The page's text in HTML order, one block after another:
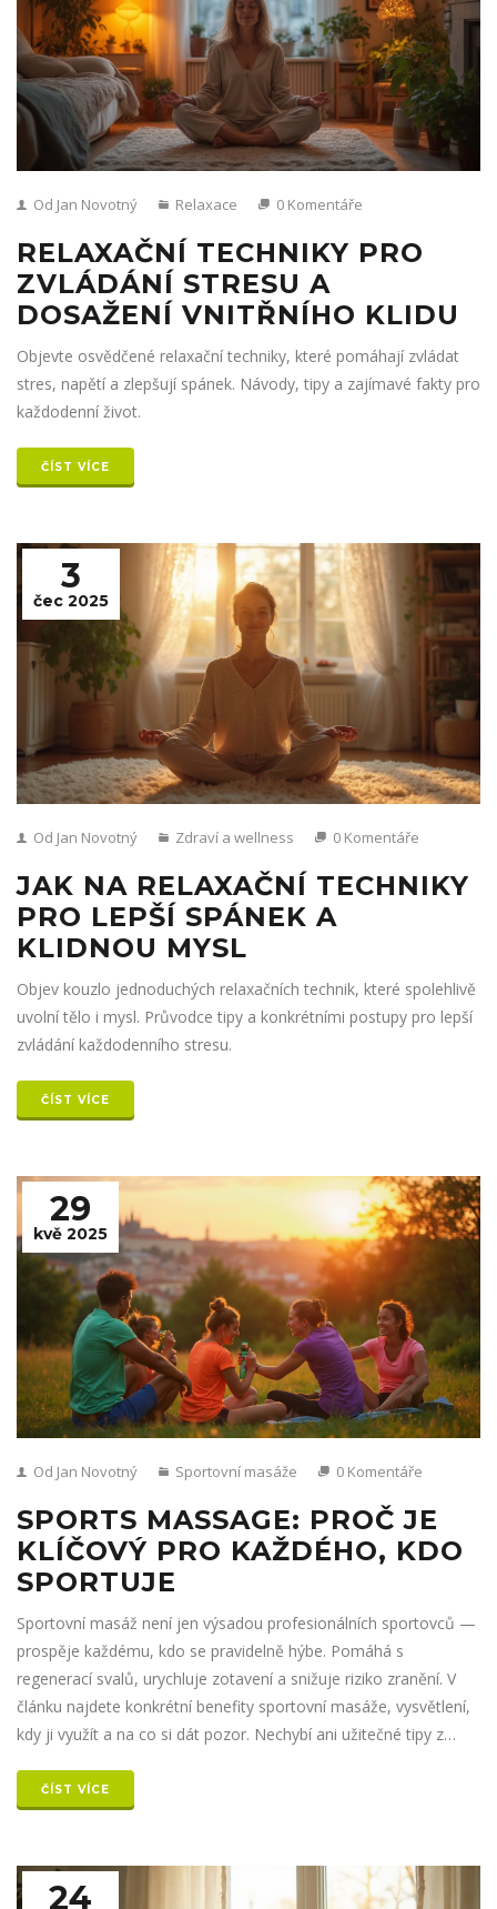
Od Jan Novotný Relaxace 0 Komentáře
RELAXAČNÍ TECHNIKY PRO
ZVLÁDÁNÍ STRESU A
DOSAŽENÍ VNITŘNÍHO KLIDU
Objevte osvědčené relaxační techniky, které pomáhají zvládat
stres, napětí a zlepšují spánek. Návody, tipy a zajímavé fakty pro
každodenní život.
ČÍST VÍCE
3
čec 2025
Od Jan Novotný Zdraví a wellness 0 Komentáře
JAK NA RELAXAČNÍ TECHNIKY
PRO LEPŠÍ SPÁNEK A
KLIDNOU MYSL
Objev kouzlo jednoduchých relaxačních technik, které spolehlivě
uvolní tělo i mysl. Průvodce tipy a konkrétními postupy pro lepší
zvládání každodenního stresu.
ČÍST VÍCE
29
kvě 2025
Od Jan Novotný Sportovní masáže 0 Komentáře
SPORTS MASSAGE: PROČ JE
KLÍČOVÝ PRO KAŽDÉHO, KDO
SPORTUJE
Sportovní masáž není jen výsadou profesionálních sportovců —
prospěje každému, kdo se pravidelně hýbe. Pomáhá s
regenerací svalů, urychluje zotavení a snižuje riziko zranění. V
článku najdete konkrétní benefity sportovní masáže, vysvětlení,
kdy ji využít a na co si dát pozor. Nechybí ani užitečné tipy z
novou úroveň.
ČÍST VÍCE
24